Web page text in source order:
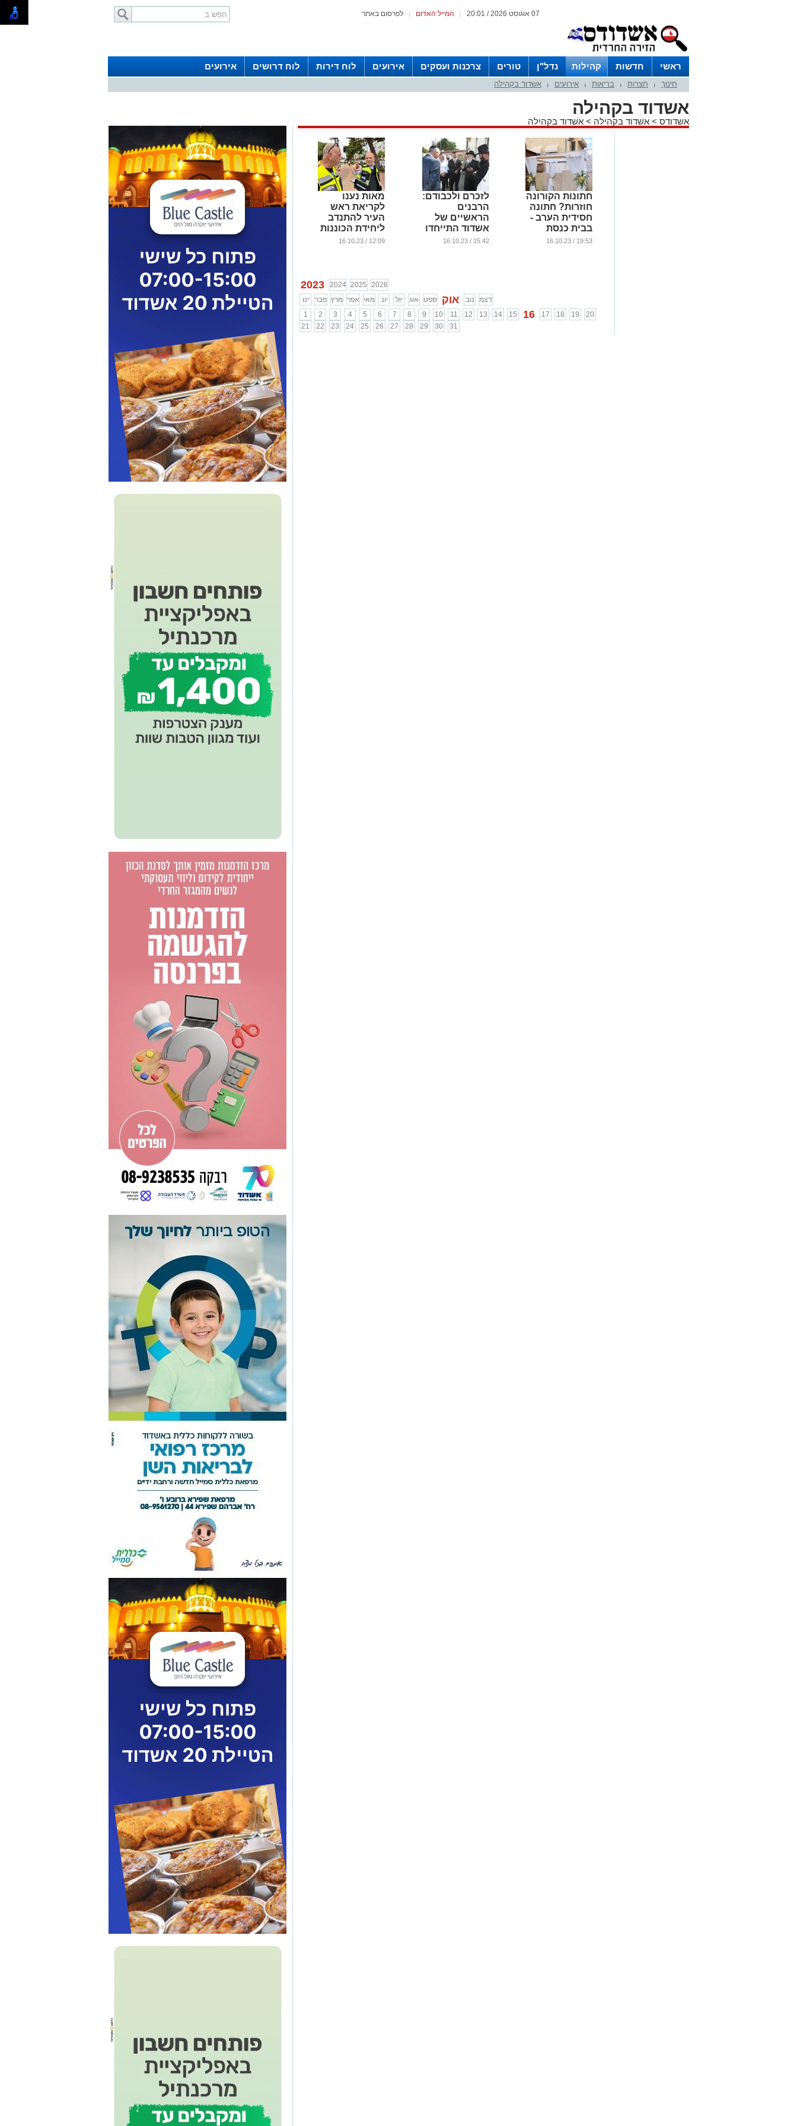
לפרסום באתר המייל האדום 07 אוגוסט 2026 / 20:01
ראשי חדשות קהילות נדל"ן טורים צרכנות ועסקים אירועים לוח דירות לוח דרושים אירועים
חינוך חצרות בריאות אירועים אשדוד בקהילה
אשדוד בקהילה
אשדודס > אשדוד בקהילה > אשדוד בקהילה
חתונות הקורונה
חוזרות? חתונה
חסידית הערב -
בבית כנסת
ברובע ט'. צפו
19:53 / 16.10.23
לזכרם ולכבודם:
הרבנים
הראשיים של
אשדוד התייחדו
עם הנרצחים
15:42 / 16.10.23
מאות נענו
לקריאת ראש
העיר להתנדב
ליחידת הכוננות
העירונית
12:09 / 16.10.23
2023 2024 2025 2026
ינו
פבר מרץ אפר מאי יונ יול אוג ספט אוק נוב
דצמ
1
2 3 4 5 6 7 8 9 10 11 12 13 14 15 16 17 18 19
20
21
22 23 24 25 26 27 28 29 30 31